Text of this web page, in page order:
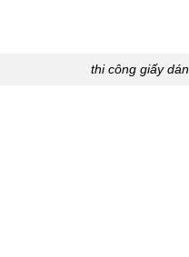
thi công giấy